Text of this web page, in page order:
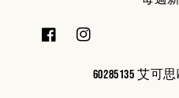
60285135 艾可